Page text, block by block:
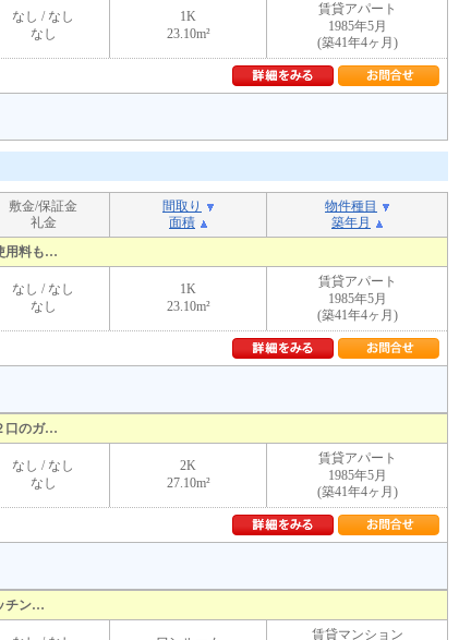
なし / なし
なし
1K
23.10m²
賃貸アパート
1985年5月
(築41年4ヶ月)
敷金/保証金
礼金
間取り
面積
物件種目
築年月
用料も…
なし / なし
なし
1K
23.10m²
賃貸アパート
1985年5月
(築41年4ヶ月)
口のガ…
なし / なし
なし
2K
27.10m²
賃貸アパート
1985年5月
(築41年4ヶ月)
チン…
賃貸マンション